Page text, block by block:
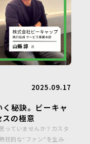
2025.09.17
秘訣。ビーキャ
の極意
っていませんか？カスタ
狂的な“ファン”を生み出